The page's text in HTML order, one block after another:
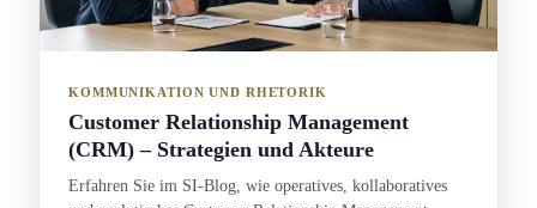
KOMMUNIKATION UND RHETORIK
Customer Relations­hip Management
(CRM) – Strategien und Akteure
Erfahren Sie im SI-Blog, wie operatives, kollaboratives